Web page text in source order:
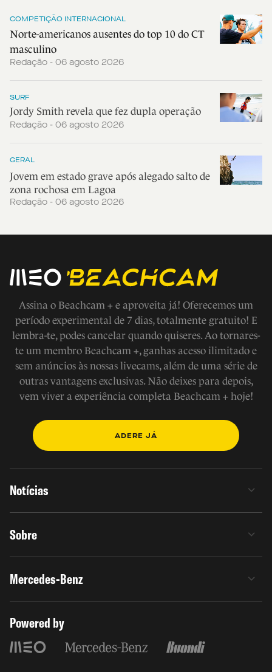
COMPETIÇÃO INTERNACIONAL
Norte-americanos ausentes do top 10 do CT
masculino
Redação - 06 agosto 2026
SURF
Jordy Smith revela que fez dupla operação
Redação - 06 agosto 2026
GERAL
Jovem em estado grave após alegado salto de
zona rochosa em Lagoa
Redação - 06 agosto 2026
Assina o Beachcam + e aproveita já! Oferecemos um
período experimental de 7 dias, totalmente gratuito! E
lembra-te, podes cancelar quando quiseres. Ao tornares-
te um membro Beachcam +, ganhas acesso ilimitado e
sem anúncios às nossas livecams, além de uma série de
outras vantagens exclusivas. Não deixes para depois,
vem viver a experiência completa Beachcam + hoje!
ADERE JÁ
Notícias
Sobre
Mercedes-Benz
Powered by